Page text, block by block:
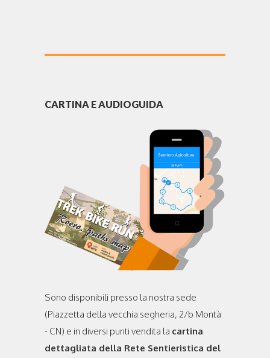
CARTINA E AUDIOGUIDA
Sono disponibili presso la nostra sede
(Piazzetta della vecchia segheria, 2/b Montà
- CN) e in diversi punti vendita la cartina
dettagliata della Rete Sentieristica del